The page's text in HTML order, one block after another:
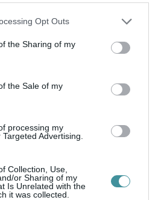
app uses one or more Google
usage behaviour. You may click to
Google and its third-party tags to
specified purposes in below Google
Opt Outs
the Sharing of my
the Sale of my
processing my
Advertising.
Collection, Use,
or Sharing of my
Is Unrelated with the
it was collected.
nyitott ki a strand, de
a vendégeket a fürdő
legfrissebb hírekről, kövessen
ÜGYEK Google Hírek oldalán!